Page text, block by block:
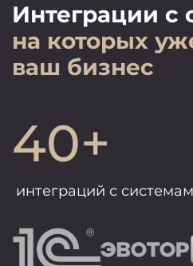
Интеграции с
на которых
ваш бизнес
40+
интеграций с